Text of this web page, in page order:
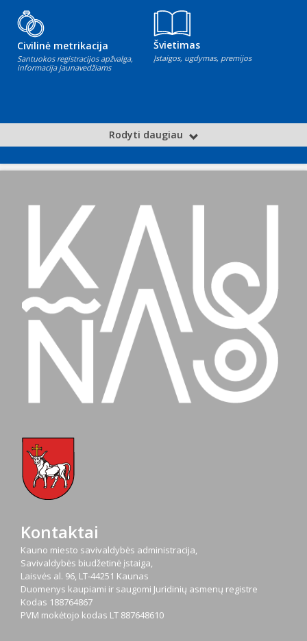
Civilinė metrikacija
Santuokos registracijos apžvalga,
informacija jaunavedžiams
Švietimas
Įstaigos, ugdymas, premijos
Rodyti daugiau
Kontaktai
Kauno miesto savivaldybės administracija,
Savivaldybės biudžetinė įstaiga,
Laisvės al. 96, LT-44251 Kaunas
Duomenys kaupiami ir saugomi Juridinių asmenų registre
Kodas 188764867
PVM mokėtojo kodas LT 887648610